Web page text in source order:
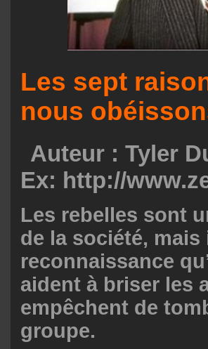
Les sept
nous
Auteur : Tyler
Ex: http://
Les rebelles sont
de la société,
reconnaissance
aident à briser les
empêchent de
groupe.